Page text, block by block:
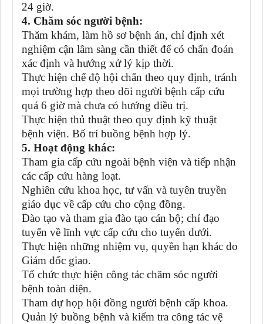
24 giờ.
4. Chăm sóc người bệnh:
Thăm khám, làm hồ sơ bệnh án, chỉ định xét
nghiệm cận lâm sàng cần thiết để có chẩn đoán
xác định và hướng xử lý kịp thời.
Thực hiện chế độ hội chẩn theo quy định, tránh
mọi trường hợp theo dõi người bệnh cấp cứu
quá 6 giờ mà chưa có hướng điều trị.
Thực hiện thủ thuật theo quy định kỹ thuật
bệnh viện. Bố trí buồng bệnh hợp lý.
5. Hoạt động khác:
Tham gia cấp cứu ngoài bệnh viện và tiếp nhận
các cấp cứu hàng loạt.
Nghiên cứu khoa học, tư vấn và tuyên truyền
giáo dục về cấp cứu cho cộng đồng.
Đào tạo và tham gia đào tạo cán bộ; chỉ đạo
tuyến về lĩnh vực cấp cứu cho tuyến dưới.
Thực hiện những nhiệm vụ, quyền hạn khác do
Giám đốc giao.
Tổ chức thực hiện công tác chăm sóc người
bệnh toàn diện.
Tham dự họp hội đồng người bệnh cấp khoa.
Quản lý buồng bệnh và kiểm tra công tác vệ